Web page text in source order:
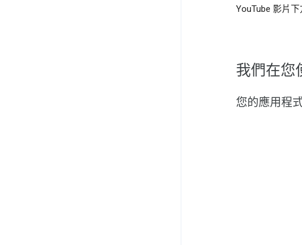
YouTube 影片下
我們在您
您的應用程